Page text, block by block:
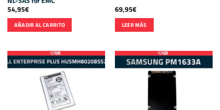
54,95€
AÑADIR AL CARRITO
69,95€
LEER MÁS